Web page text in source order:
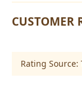
CUSTOMER